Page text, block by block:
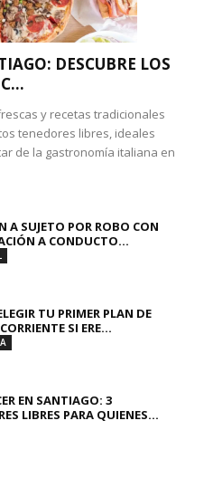
DESCUBRE LOS
y recetas tradicionales
tenedores libres, ideales
de la gastronomía italiana en
A SUJETO POR ROBO CON
A CONDUCTO...
TU PRIMER PLAN DE
SI ERE...
EN SANTIAGO: 3
LIBRES PARA QUIENES...